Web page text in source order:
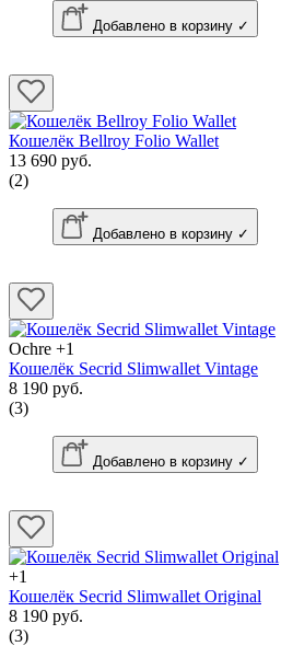
Добавлено в корзину ✓
Кошелёк Bellroy Folio Wallet
13 690 руб.
(2)
Добавлено в корзину ✓
Ochre +1
Кошелёк Secrid Slimwallet Vintage
8 190 руб.
(3)
Добавлено в корзину ✓
+1
Кошелёк Secrid Slimwallet Original
8 190 руб.
(3)